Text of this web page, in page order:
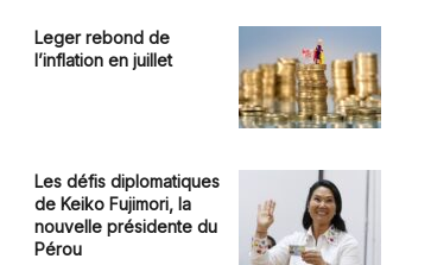
Leger rebond de
l’inflation en juillet
Les défis diplomatiques
de Keiko Fujimori, la
nouvelle présidente du
Pérou